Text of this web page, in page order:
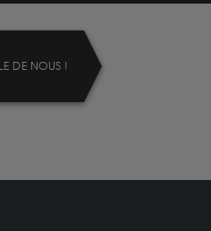
DE NOUS !